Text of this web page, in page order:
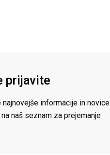
prijavite
informacije in novice
naš seznam za prejemanje